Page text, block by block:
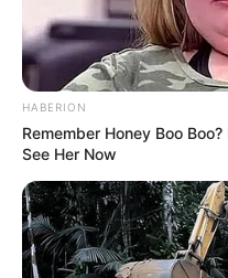
HABERION
Remember Honey Boo
See Her Now